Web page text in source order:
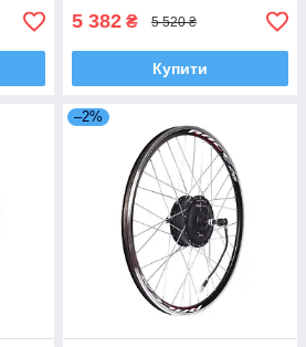
5 382 ₴ 5 520 ₴
Купити
–2%